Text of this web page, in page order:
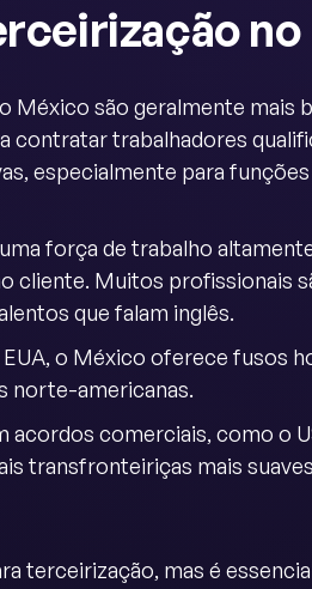
México são geralmente mais
trabalhadores
especialmente para
força de trabalho
cliente. Muitos profissionais
que falam inglês.
o México oferece fusos
norte-americanas.
acordos comerciais, como o
transfronteiriças mais
terceirização, mas é